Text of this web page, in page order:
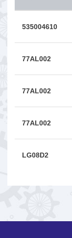
535004610
77AL002
77AL002
77AL002
LG08D2